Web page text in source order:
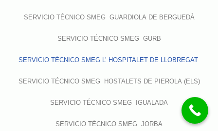
SERVICIO TÉCNICO SMEG GUARDIOLA DE BERGUEDÀ
SERVICIO TÉCNICO SMEG GURB
SERVICIO TÉCNICO SMEG L’ HOSPITALET DE LLOBREGAT
SERVICIO TÉCNICO SMEG HOSTALETS DE PIEROLA (ELS)
SERVICIO TÉCNICO SMEG IGUALADA
SERVICIO TÉCNICO SMEG JORBA